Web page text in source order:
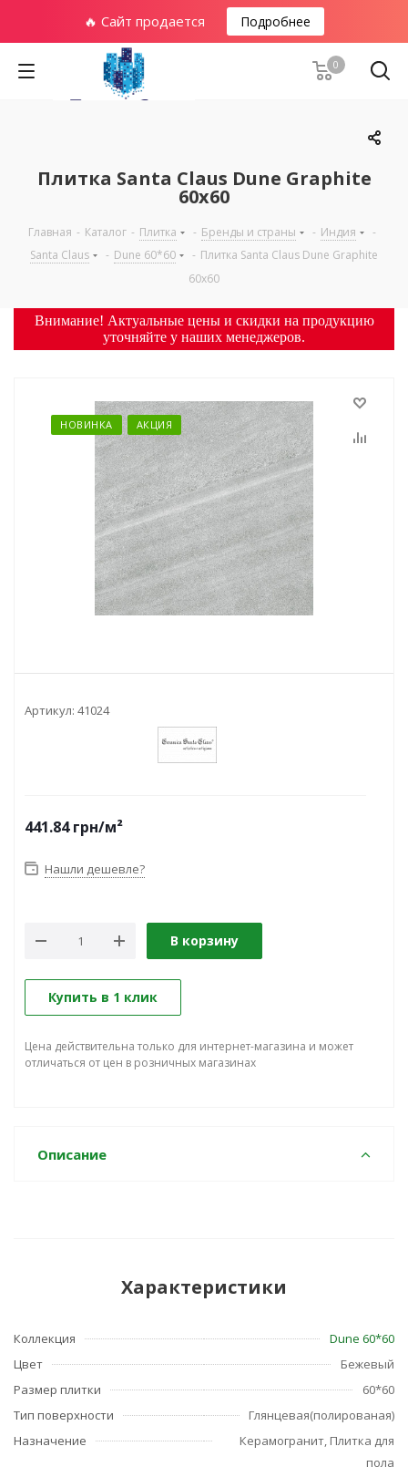
🔥 Сайт продается Подробнее
0
Плитка Santa Claus Dune Graphite
60x60
Главная - Каталог - Плитка - Бренды и страны - Индия
-
Santa Claus
- Dune 60*60 - Плитка Santa Claus Dune Graphite
60x60
Внимание! Актуальные цены и скидки на продукцию
уточняйте у наших менеджеров.
НОВИНКА АКЦИЯ
Артикул: 41024
441.84грн/м²
Нашли дешевле?
В корзину
Купить в 1 клик
Цена действительна только для интернет-магазина и может
отличаться от цен в розничных магазинах
Описание
Характеристики
Коллекция
Dune 60*60
Цвет
Бежевый
Размер плитки
60*60
Тип поверхности
Глянцевая(полированая)
Назначение
Керамогранит, Плитка для
пола